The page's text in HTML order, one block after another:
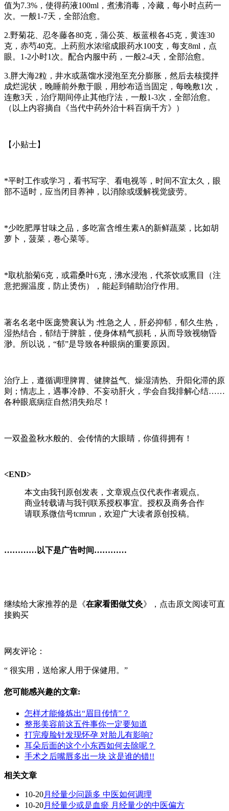
值为7.3%，使得药液100ml，煮沸消毒，冷藏，每小时点药一
次。一般1-7天，全部治愈。
2.野菊花、忍冬藤各80克，蒲公英、板蓝根各45克，黄连30
克，赤芍40克。上药煎水浓缩成眼药水100支，每支8ml，点
眼。1-2小时1次。配合内服中药，一般2-4天，全部治愈。
3.胖大海2粒，井水或蒸馏水浸泡至充分膨胀，然后去核搅拌
成烂泥状，晚睡前外敷于眼，用纱布适当固定，每晚敷1次，
连敷3天，治疗期间停止其他疗法，一般1-3次，全部治愈。
（以上内容摘自《当代中药外治十科百病千方》）
【小贴士】
*平时工作或学习，看书写字、看电视等，时间不宜太久，眼
部不适时，应当闭目养神，以消除或缓解视觉疲劳。
*少吃肥厚甘味之品，多吃富含维生素A的新鲜蔬菜，比如胡
萝卜，菠菜，卷心菜等。
*取杭胎菊6克，或霜桑叶6克，沸水浸泡，代茶饮或熏目（注
意把握温度，防止烫伤），能起到辅助治疗作用。
著名名老中医庞赞襄认为 :性急之人，肝必抑郁，郁久生热，
湿热结合，郁结于脾脏，使身体精气损耗，从而导致视物昏
渺。所以说，“郁”是导致各种眼病的重要原因。
治疗上，遵循调理脾胃、健脾益气、燥湿清热、升阳化滞的原
则；情志上，遇事冷静、不妄动肝火，学会自我排解心结……
各种眼底病症自然消失殆尽！
一双盈盈秋水般的、会传情的大眼睛，你值得拥有！
<END>
本文由我刊原创发表，文章观点仅代表作者观点。
商业转载请与我刊联系授权事宜。授权及商务合作
请联系微信号tcmrun，欢迎广大读者原创投稿。
…………以下是广告时间…………
继续给大家推荐的是《在家看图做艾灸》，点击原文阅读可直
接购买
网友评论：
“ 很实用，送给家人用于保健用。”
您可能感兴趣的文章:
怎样才能修炼出“眉目传情”？
整形美容前这五件事你一定要知道
打完瘦脸针发现怀孕 对胎儿有影响?
耳朵后面的这个小东西如何去除呢？
手术之后嘴唇多出一块 这是谁的错!!
相关文章
10-20月经量少问题多 中医如何调理
10-20月经量少或是血瘀 月经量少的中医偏方